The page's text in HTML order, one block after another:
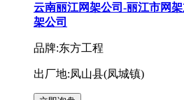
云南丽江网架公司-丽江市网
架公司
品牌:东方工程
出厂地:凤山县(凤城镇)